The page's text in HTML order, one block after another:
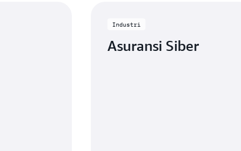
Industri
Asuransi Siber